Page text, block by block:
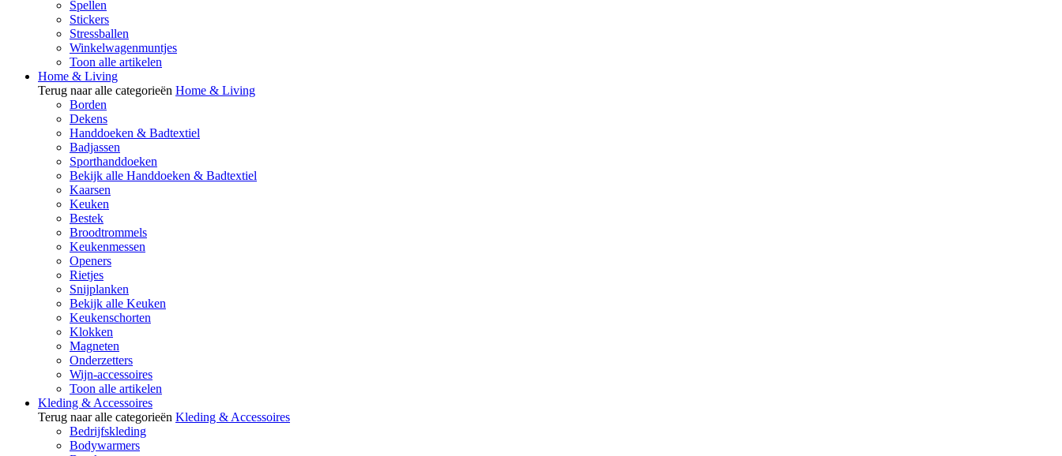
Spellen
Stickers
Stressballen
Winkelwagenmuntjes
Toon alle artikelen
Home & Living
Terug naar alle categorieën Home & Living
Borden
Dekens
Handdoeken & Badtextiel
Badjassen
Sporthanddoeken
Bekijk alle Handdoeken & Badtextiel
Kaarsen
Keuken
Bestek
Broodtrommels
Keukenmessen
Openers
Rietjes
Snijplanken
Bekijk alle Keuken
Keukenschorten
Klokken
Magneten
Onderzetters
Wijn-accessoires
Toon alle artikelen
Kleding & Accessoires
Terug naar alle categorieën Kleding & Accessoires
Bedrijfskleding
Bodywarmers